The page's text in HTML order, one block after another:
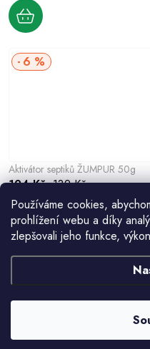
Používáme cookies,
prohlížení webu a díky
zlepšovali jeho funkce,
Aktivátor septiků ŽUMPUR 50g
6 %
124 Kč 132 Kč